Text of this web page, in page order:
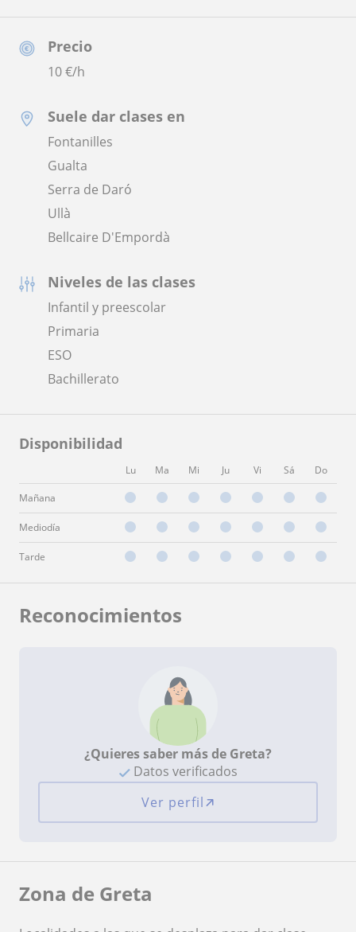
Precio
10€/h
Suele dar clases en
Fontanilles
Gualta
Serra de Daró
Ullà
Bellcaire D'Empordà
Niveles de las clases
Infantil y preescolar
Primaria
ESO
Bachillerato
Disponibilidad
Lu Ma Mi Ju Vi Sá Do
Mañana
Mediodía
Tarde
Reconocimientos
¿Quieres saber más de Greta?
Datos verificados
Ver perfil
Zona de Greta